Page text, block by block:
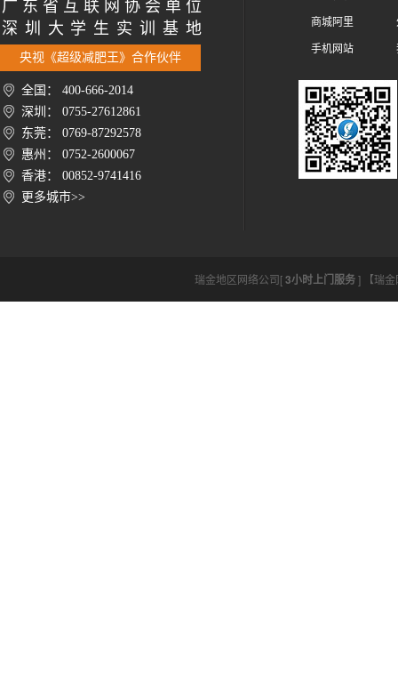
广 东 省 互 联 网 协 会 单 位
深 圳 大 学 生 实 训 基 地
央视《超级减肥王》合作伙伴
全国： 400-666-2014
深圳： 0755-27612861
东莞： 0769-87292578
惠州： 0752-2600067
香港： 00852-9741416
更多城市>>
商城阿里
手机网站
瑞金地区网络公司[3小时上门服务] 【瑞